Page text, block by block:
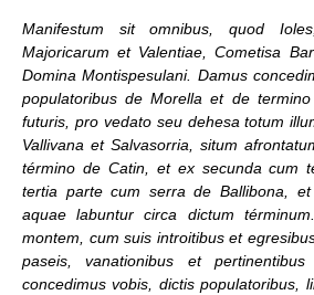
Manifestum sit omnibus, quod
Majoricarum et Valentiae, Cometisa
Domina Montispesulani. Damus
populatoribus de Morella et de
futuris, pro vedato seu dehesa totum
Vallivana et Salvasorria, situm
término de Catin, et ex secunda cum
tertia parte cum serra de Ballibona,
aquae labuntur circa dictum
montem, cum suis introitibus et
paseis, vanationibus et
concedimus vobis, dictis populatoribus,